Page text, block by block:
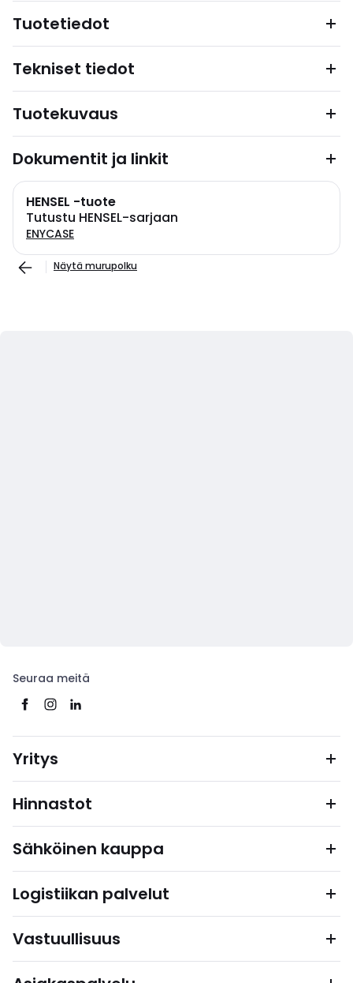
Tuotetiedot
Tekniset tiedot
Tuotekuvaus
Dokumentit ja linkit
HENSEL -tuote
Tutustu HENSEL-sarjaan
ENYCASE
Näytä murupolku
Seuraa meitä
Yritys
Hinnastot
Sähköinen kauppa
Logistiikan palvelut
Vastuullisuus